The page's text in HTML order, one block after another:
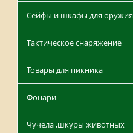
Сейфы и шкафы для оружия
Тактическое снаряжение
Товары для пикника
Фонари
Чучела ,шкуры животных